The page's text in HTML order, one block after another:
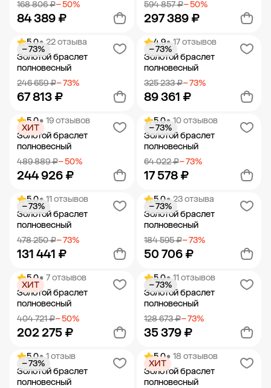
168 806 ₽− 50%
84 389 ₽
Добавить в корзину
594 857 ₽− 50%
297 389 ₽
Добавить в корзину
5.0• 22 отзыва
Золотой браслет
полновесный
246 659 ₽− 73%
67 813 ₽
− 73%
Добавить в корзину
4.9• 17 отзывов
Золотой браслет
полновесный
325 233 ₽− 73%
89 361 ₽
− 73%
Добавить в корзину
5.0• 19 отзывов
Золотой браслет
полновесный
489 889 ₽− 50%
244 926 ₽
ХИТ
Добавить в корзину
5.0• 10 отзывов
Золотой браслет
полновесный
64 022 ₽− 73%
17 578 ₽
− 73%
Добавить в корзину
5.0• 11 отзывов
Золотой браслет
полновесный
478 250 ₽− 73%
131 441 ₽
− 73%
Добавить в корзину
5.0• 23 отзыва
Золотой браслет
полновесный
184 595 ₽− 73%
50 706 ₽
− 73%
Добавить в корзину
5.0• 7 отзывов
Золотой браслет
полновесный
404 721 ₽− 50%
202 275 ₽
ХИТ
Добавить в корзину
5.0• 11 отзывов
Золотой браслет
полновесный
128 673 ₽− 73%
35 379 ₽
− 73%
Добавить в корзину
5.0• 1 отзыв
Золотой браслет
полновесный
− 73%
5.0• 18 отзывов
Золотой браслет
полновесный
ХИТ